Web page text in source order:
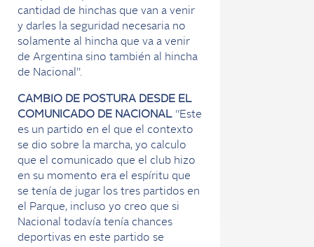
cantidad de hinchas que van a venir
y darles la seguridad necesaria no
solamente al hincha que va a venir
de Argentina sino también al hincha
de Nacional”.
CAMBIO DE POSTURA DESDE EL
COMUNICADO DE NACIONAL “Este
es un partido en el que el contexto
se dio sobre la marcha, yo calculo
que el comunicado que el club hizo
en su momento era el espíritu que
se tenía de jugar los tres partidos en
el Parque, incluso yo creo que si
Nacional todavía tenía chances
deportivas en este partido se